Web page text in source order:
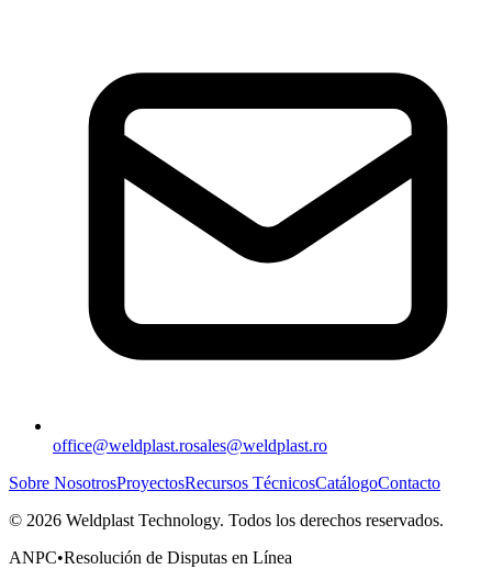
office@weldplast.rosales@weldplast.ro
Sobre NosotrosProyectosRecursos TécnicosCatálogoContacto
© 2026 Weldplast Technology. Todos los derechos reservados.
ANPC•Resolución de Disputas en Línea